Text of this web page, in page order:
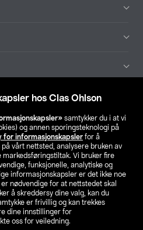
hos Clas Ohlson
samtykker du i at vi
og annen sporingsteknologi på
for informasjonskapsler for å
vårt nettsted, analysere bruken av
Vi bruker fire
funksjonelle, analytiske og
informasjonskapsler er det ikke noe
nødvendige for at nettstedet skal
å skreddersy dine valg, kan du
er frivillig og kan trekkes
dine innstillinger for
oss for veiledning.
din butikk
NO FI